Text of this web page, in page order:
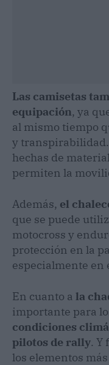
Las camisetas
equipación, ya
al mismo tiempo
y
hechas de
permiten la
Además, el
que se puede
motocross y
protección en la
especialmente en
En cuanto a la
importante para
condiciones
pilotos de rally. Y
los elementos